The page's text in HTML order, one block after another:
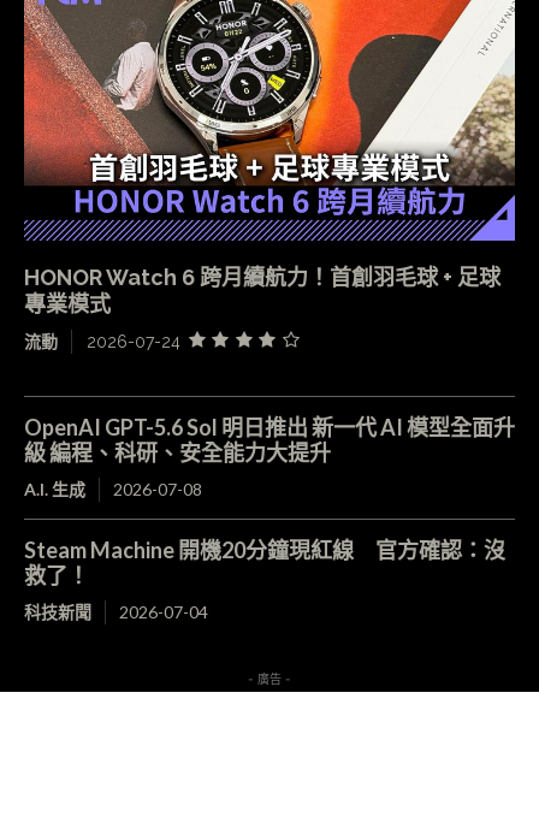
HONOR Watch 6 跨月續航力！首創羽毛球 + 足球
專業模式
流動 2026-07-24
OpenAI GPT-5.6 Sol 明日推出 新一代 AI 模型全面升
級 編程、科研、安全能力大提升
A.I. 生成 2026-07-08
Steam Machine 開機20分鐘現紅線 官方確認：沒
救了！
科技新聞 2026-07-04
- 廣告 -